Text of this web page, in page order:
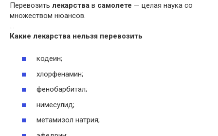
Перевозить лекарства в самолете — целая наука со
множеством нюансов.
…
Какие лекарства нельзя перевозить
кодеин;
хлорфенамин;
фенобарбитал;
нимесулид;
метамизол натрия;